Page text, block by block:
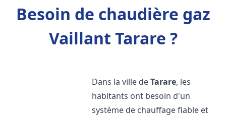
Besoin de chaudière gaz
Vaillant Tarare ?
Dans la ville deTarare, les
habitants ont besoin d'un
système de chauffage fiable et